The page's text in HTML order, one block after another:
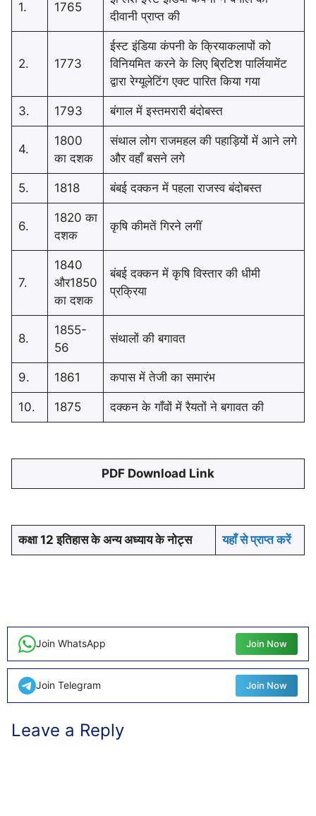
1. 1765
दीवानी प्राप्त की
2. 1773
ईस्ट इंडिया कंपनी के क्रियाकलापों को
विनियमित करने के लिए ब्रिटिश पार्लियामेंट
द्वारा रेग्यूलेटिंग एक्ट पारित किया गया
3. 1793 बंगाल में इस्तमरारी बंदोबस्त
4.
1800
का दशक
संथाल लोग राजमहल की पहाड़ियों में आने लगे
और वहाँ बसने लगे
5. 1818 बंबई दक्कन में पहला राजस्व बंदोबस्त
6.
1820 का
दशक
कृषि कीमतें गिरने लगीं
7.
1840
और1850
का दशक
बंबई दक्कन में कृषि विस्तार की धीमी
प्रक्रिया
8.
1855-
56
संथालों की बगावत
9. 1861 कपास में तेजी का समारंभ
10. 1875 दक्कन के गाँवों में रैयतों ने बगावत की
PDF Download Link
कक्षा 12 इतिहास के अन्य अध्याय के नोट्स यहाँ से प्राप्त करें
Join WhatsApp Join Now
Join Telegram Join Now
Leave a Reply